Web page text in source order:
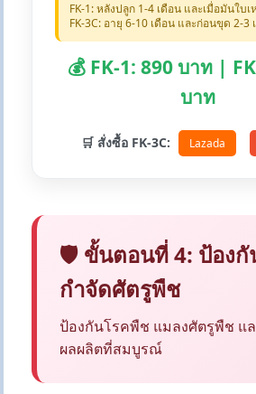
FK-1: หลังปลูก 1-4 เดือน และเมื่อมันใบเ
FK-3C: อายุ 6-10 เดือน และก่อนขุด 2-3
💰 FK-1: 890 บาท |
บาท
🛒 สั่งซื้อ FK-3C: Lazada
🛡️ ขั้นตอนที่ 4: ป้องกั
กำจัดศัตรูพืช
ป้องกันโรคพืช แมลงศัตรูพืช แ
ผลผลิตที่สมบูรณ์